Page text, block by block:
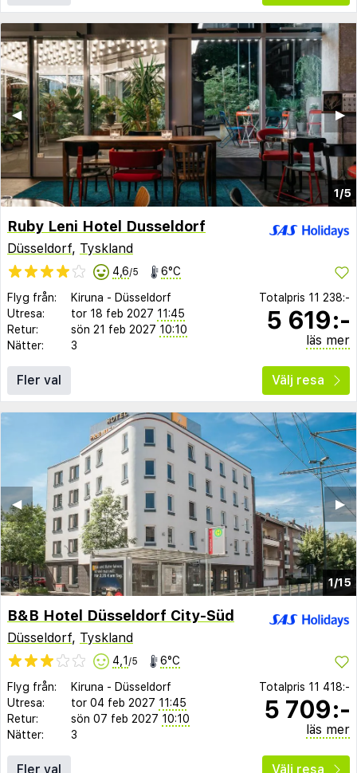
1/5
▶︎
◀︎
Ruby Leni Hotel Dusseldorf
Düsseldorf, Tyskland
4,6/5 6°C
Flyg från: Kiruna - Düsseldorf
Utresa:
tor 18 feb 2027 11:45
Retur:
sön 21 feb 2027 10:10
Nätter:
3
Totalpris 11 238:-
5 619:-
läs mer
Fler val Välj resa
1/15
▶︎
◀︎
B&B Hotel Düsseldorf City-Süd
Düsseldorf, Tyskland
4,1 /5 6°C
Flyg från: Kiruna - Düsseldorf
Utresa:
tor 04 feb 2027 11:45
Retur:
sön 07 feb 2027 10:10
Nätter:
3
Totalpris 11 418:-
5 709:-
läs mer
Fler val Välj resa